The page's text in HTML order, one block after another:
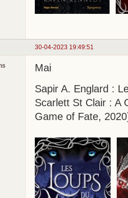
30-04-2023 19:49:51
Mai
Sapir A. Englard :
Scarlett St Clair : A
Game of Fate,